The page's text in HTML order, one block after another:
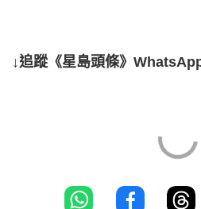
↓追蹤《星島頭條》